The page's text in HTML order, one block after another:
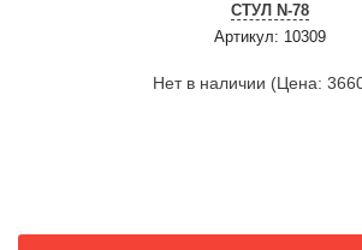
СТУЛ N-78
Артикул: 10309
Нет в наличии (Цена: